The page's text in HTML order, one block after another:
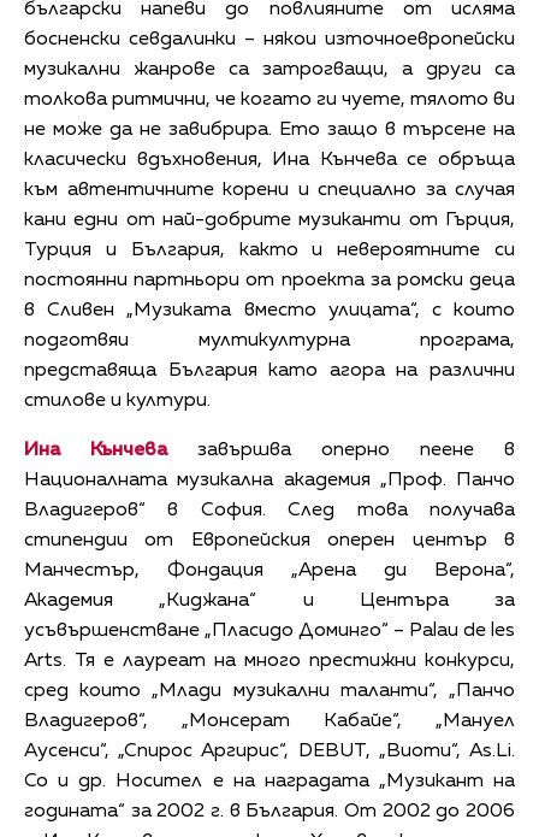
български напеви до повлияните от исляма
босненски севдалинки – някои източноевропейски
музикални жанрове са затрогващи, а други са
толкова ритмични, че когато ги чуете, тялото ви
не може да не завибрира. Ето защо в търсене на
класически вдъхновения, Ина Кънчева се обръща
към автентичните корени и специално за случая
кани едни от най-добрите музиканти от Гърция,
Турция и България, както и невероятните си
постоянни партньори от проекта за ромски деца
в Сливен „Музиката вместо улицата“, с които
подготвяи мултикултурна програма,
представяща България като агора на различни
стилове и култури.
Ина Кънчевазавършва оперно пеене в
Националната музикална академия „Проф. Панчо
Владигеров“ в София. След това получава
стипендии от Европейския оперен център в
Манчестър, Фондация „Арена ди Верона“,
Академия „Киджана“ и Центъра за
усъвършенстване „Пласидо Доминго“ – Palau de les
Arts. Тя е лауреат на много престижни конкурси,
сред които „Млади музикални таланти“, „Панчо
Владигеров“, „Монсерат Кабайе“, „Мануел
Аусенси“, „Спирос Аргирис“, DEBUT, „Виоти“, As.Li.
Co и др. Носител е на наградата „Музикант на
годината“ за 2002 г. в България. От 2002 до 2006